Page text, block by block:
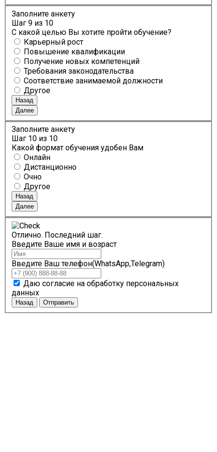
Заполните анкету
Шаг 9 из 10
С какой целью Вы хотите пройти обучение?
Карьерный рост
Повышение квалификации
Получение новых компетенций
Требования законодательства
Соответствие занимаемой должности
Другое
Назад
Далее
Заполните анкету
Шаг 10 из 10
Какой формат обучения удобен Вам
Онлайн
Дистанционно
Очно
Другое
Назад
Далее
Отлично. Последний шаг.
Введите Ваше имя и возраст
Введите Ваш телефон(WhatsApp,Telegram)
Даю согласие на обработку персональных
данных
Назад Отправить